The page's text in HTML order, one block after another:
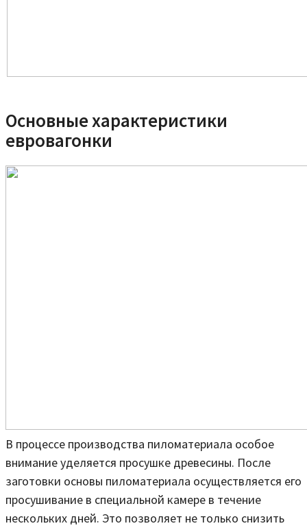
Основные характеристики
евровагонки
В процессе производства пиломатериала особое
внимание уделяется просушке древесины. После
заготовки основы пиломатериала осуществляется его
просушивание в специальной камере в течение
нескольких дней. Это позволяет не только снизить